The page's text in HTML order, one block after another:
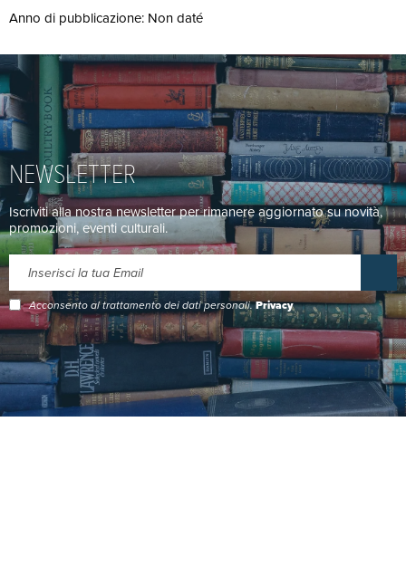
Anno di pubblicazione: Non daté
NEWSLETTER
Iscriviti alla nostra newsletter per rimanere aggiornato su novità,
promozioni, eventi culturali.
Acconsento al trattamento dei dati personali.Privacy